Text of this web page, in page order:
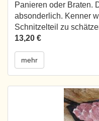
Panieren oder Braten.
absonderlich. Kenner
Schnitzelteil zu
13,20 €
mehr